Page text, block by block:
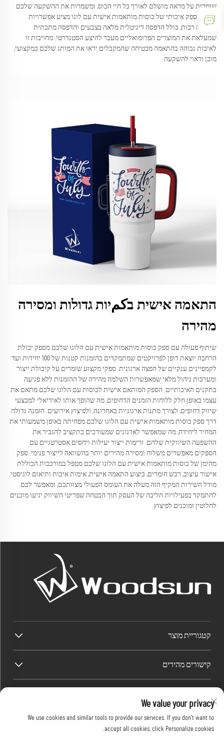
שומרות על מראה מושלם לאורך כל חיי הכוס, ומשמרות את ההשקעה שלכם
במותג. ספק איכותי של כוסות מותאמות אישית עם לוגו מציע אפשרויות
התאמה רבות, כולל הדפסה דיגיטלית מלאה בצבעים והדפסה מתכתית
שמעלאת את המוצרים הפרומואליים מעבר להיצע הסטנדרטי. מחויבות זו
לאיכות גבוהה בהתאמה מבטיחה שהמקבלים יראו את המותג שלכם כמקצועי,
מוכן וראוי להשקעה.
התאמה אישית בكمיות גדולות ומסירה
מהירה
שיתוף פעולה עם ספק כוסות מותאמות אישית עם הלוגו שלכם מספק יכולת
הרחבה יוצאת דופן לפרויקטים שמתמקדים בהזמנות קטנות של 100 יחידות ועד
לקמפיינים ענקיים של הפצה ארגונית. ספקי מקצוע שומרים על קיבולת ייצור
ומערכות ניהול מלאי שמאפשרות השלמה מהירה של ההזמנות ללא פגיעה
בתקנים האיכותיים. הספק המותאם אישית לכוסות עם הלוגו שלכם מתאם את
עצמו באופן חלק ללוחות הזמנים הדחופים, מה שהופך אותו לאידיאלי למבצעי
שיווק דחופים, לצורך מתנות ארגוניות באחרונה, ולפיצוץ אירועים. הזמנה גדולה
דרך ספק כוסות מותאמות אישית עם הלוגו שלכם מפחיתה באופן משמעותי את
המחיר ליחידה, מה שמאפשר לארגונים שמעורבים בתקציב להגביר את
ההשפעה השיווקית שלהם. זרימות ייצור יעילות ויחסים אסטרטגיים עם
הספקים מאפשרים משלוח ומסירה מהירים יותר בהשוואה לייצור פנימי. ספק
מהימן של כוסות מותאמות אישית עם הלוגו שלכם מטפל במורכבות הכוללת
אישור עיצוב, רכש חומרים, ביצוע התאמה אישית, אימות איכות ותיאום לוגיסטי.
מודל השירות המקיף הזה מעלה את העומס הפעולי מצוותכם, ומאפשר לכם
להתמקד בפעילויות הליבה של העסק תוך הבטחה שפריטי השיווק יגיעו מוכנים
לחלוטין ומוכנים לפיצוץ.
קטגוריית מוצר
קישורים מהירים
325 של סין), Yangjiang, Guangdong, סין
דואר אלקטרוני:[email protected]
We value your privacy
We use cookies and similar tools to provide our services. If you don't want to
accept all cookies, click Personalize cookies.